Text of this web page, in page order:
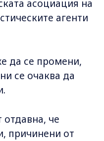
асоциация на
агенти
да се промени,
се очаква да
че
причинени от